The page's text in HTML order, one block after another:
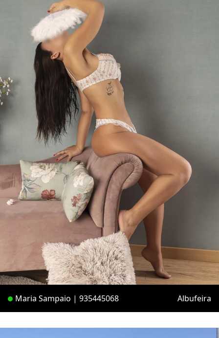
Maria Sampaio | 935445068 Albufeira